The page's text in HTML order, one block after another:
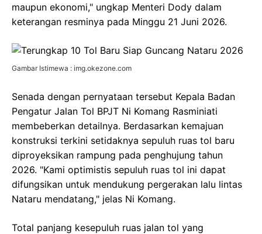
maupun ekonomi," ungkap Menteri Dody dalam
keterangan resminya pada Minggu 21 Juni 2026.
Gambar Istimewa : img.okezone.com
Senada dengan pernyataan tersebut Kepala Badan
Pengatur Jalan Tol BPJT Ni Komang Rasminiati
membeberkan detailnya. Berdasarkan kemajuan
konstruksi terkini setidaknya sepuluh ruas tol baru
diproyeksikan rampung pada penghujung tahun
2026. "Kami optimistis sepuluh ruas tol ini dapat
difungsikan untuk mendukung pergerakan lalu lintas
Nataru mendatang," jelas Ni Komang.
Total panjang kesepuluh ruas jalan tol yang